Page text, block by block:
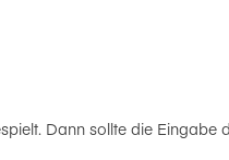
Dann sollte die Eingabe